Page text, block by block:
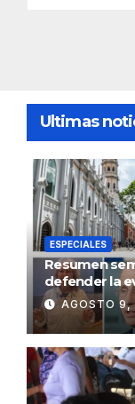
Ultimas
ESPECIALES
Resumen
defender la
AGOSTO